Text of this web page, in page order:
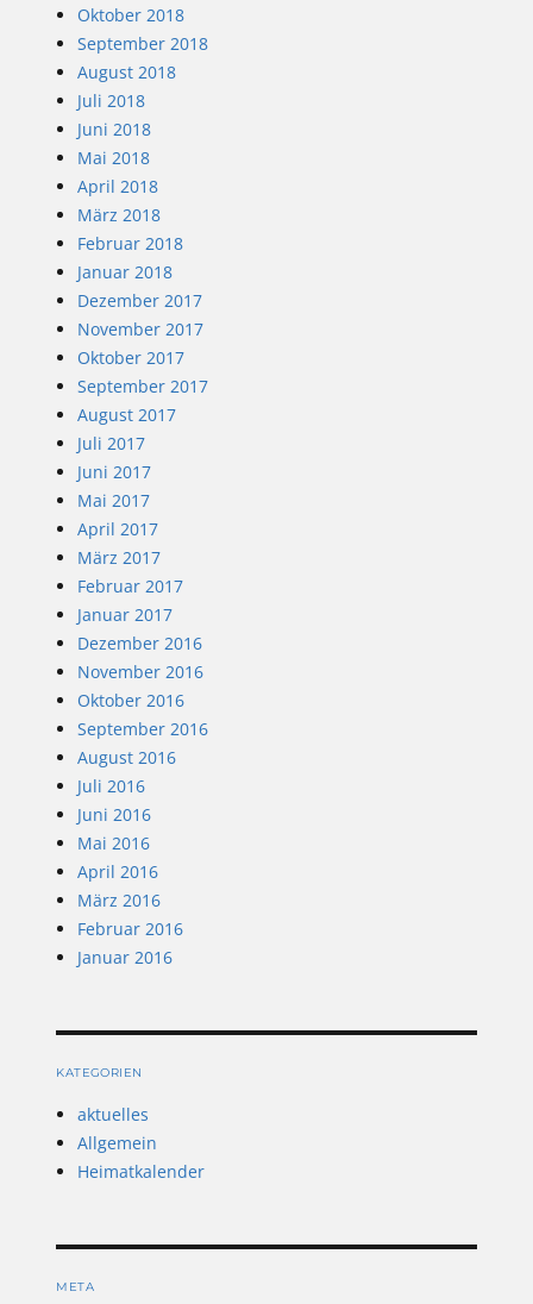
Oktober 2018
September 2018
August 2018
Juli 2018
Juni 2018
Mai 2018
April 2018
März 2018
Februar 2018
Januar 2018
Dezember 2017
November 2017
Oktober 2017
September 2017
August 2017
Juli 2017
Juni 2017
Mai 2017
April 2017
März 2017
Februar 2017
Januar 2017
Dezember 2016
November 2016
Oktober 2016
September 2016
August 2016
Juli 2016
Juni 2016
Mai 2016
April 2016
März 2016
Februar 2016
Januar 2016
KATEGORIEN
aktuelles
Allgemein
Heimatkalender
META